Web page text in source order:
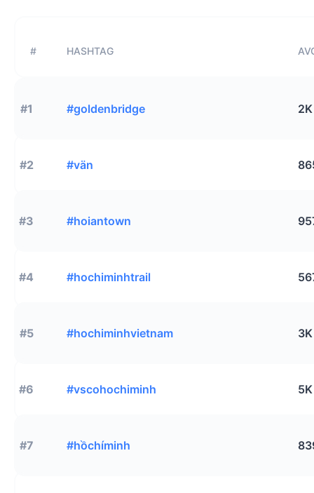
# HASHTAG
#1 #goldenbridge 2K
#2 #vän
#3 #hoiantown
#4 #hochiminhtrail
#5 #hochiminhvietnam 3K
#6 #vscohochiminh 5K
#7 #hồchíminh